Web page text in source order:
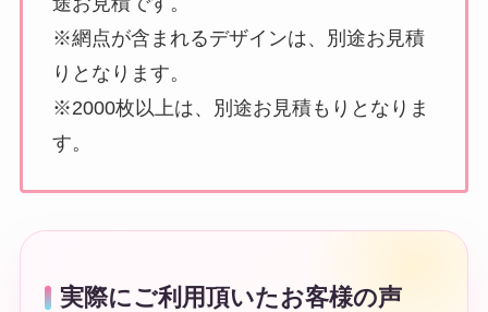
※網点が含まれるデザインは、別途お見積
りとなります。
※2000枚以上は、別途お見積もりとなりま
す。
実際にご利用頂いたお客様の声